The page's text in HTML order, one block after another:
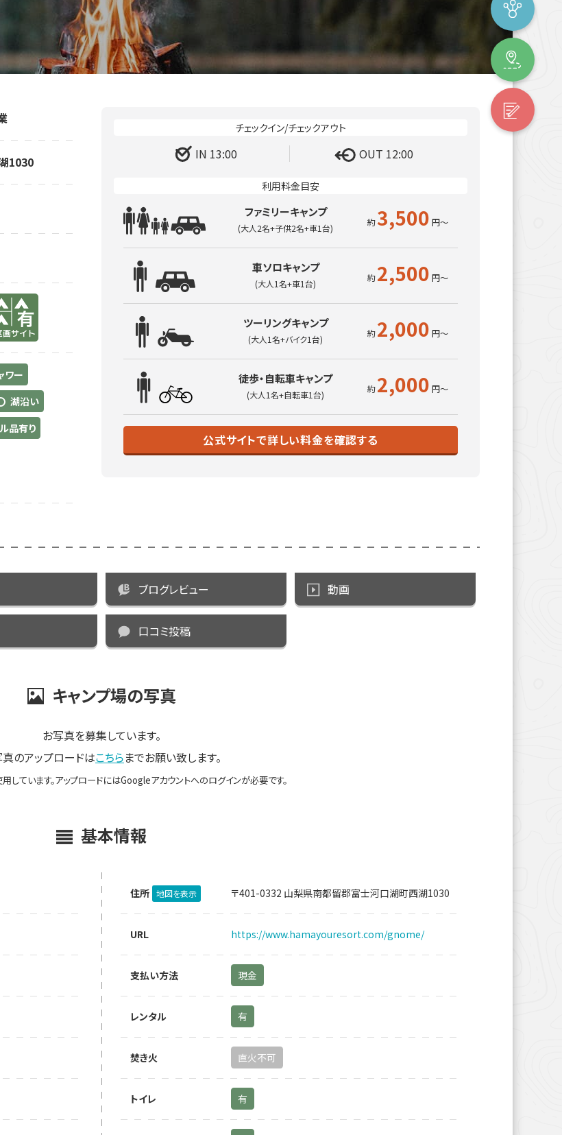
1030
ワー
湖沿い
品有り
IN 13:00 OUT 12:00
ファミリーキャンプ
(大人2名+子供2名+車1台) 3,500
車ソロキャンプ
(大人1名+車1台) 2,500
ツーリングキャンプ
(大人1名+バイク1台) 2,000
徒歩・自転車キャンプ
(大人1名+自転車1台) 2,000
公式サイトで詳しい料金を確認する
ブログレビュー 動画
口コミ投稿
キャンプ場の写真
お写真を募集しています。
のアップロードはこちらまでお願い致します。
しています。アップロードにはGoogleアカウントへのログインが必要です。
基本情報
住所 地図を表示 〒401-0332 山梨県南都留郡富士河口湖町西湖1030
URL https://www.hamayouresort.com/gnome/
支払い方法 現金
レンタル 有
焚き火 直火不可
トイレ 有